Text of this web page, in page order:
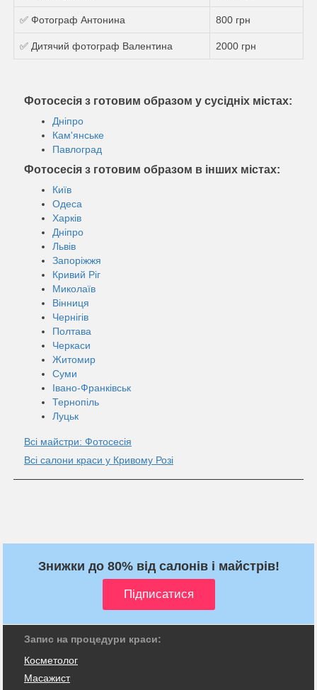
✅ Фотограф Антонина 800 грн
✅ Дитячий фотограф Валентина 2000 грн
Фотосесія з готовим образом у сусідніх містах:
Дніпро
Кам'янське
Павлоград
Фотосесія з готовим образом в інших містах:
Київ
Одеса
Харків
Дніпро
Львів
Запоріжжя
Кривий Ріг
Миколаїв
Вінниця
Чернігів
Полтава
Черкаси
Житомир
Суми
Івано-Франківськ
Тернопіль
Луцьк
Всі майстри: Фотосесія
Всі салони краси у Кривому Розі
Знижки до 80% від салонів і майстрів!
Запис на процедури краси:
Косметолог
Масажист